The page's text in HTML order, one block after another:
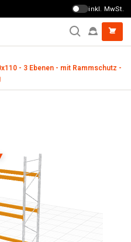
inkl. MwSt.
- 3 Ebenen - mit Rammschutz -